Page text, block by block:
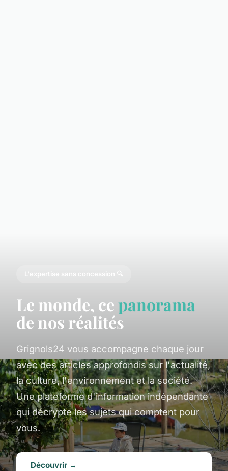
L'expertise sans concession 🔍
Le monde, cepanorama
de nos réalités
Grignols24 vous accompagne chaque jour
avec des articles approfondis sur l'actualité,
la culture, l'environnement et la société.
Une plateforme d'information indépendante
qui décrypte les sujets qui comptent pour
vous.
Découvrir →